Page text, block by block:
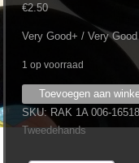
€2.50
Very Good+ / Very Good
1 op voorraad
Kim
Wilde
‎–
Toevoegen aan
SKU: RAK 1A 006-
Tweedehands